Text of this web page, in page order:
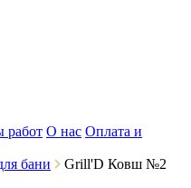
работ О нас Оплата и
бани Grill'D Ковш №2